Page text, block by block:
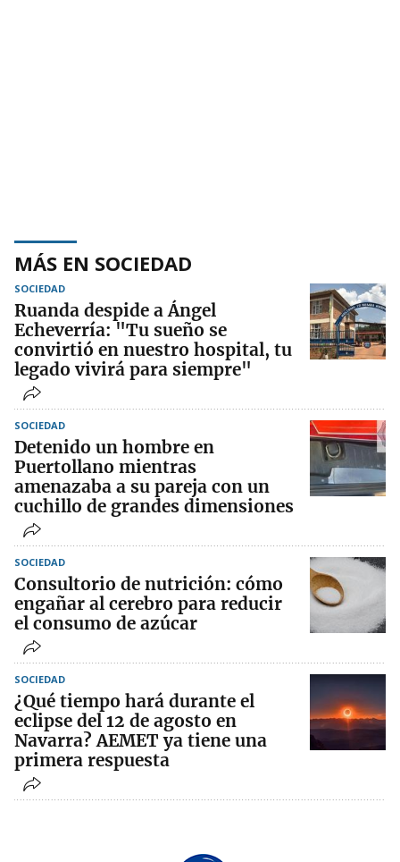
MÁS EN SOCIEDAD
SOCIEDAD
Ruanda despide a Ángel
Echeverría: "Tu sueño se
convirtió en nuestro hospital, tu
legado vivirá para siempre"
SOCIEDAD
Detenido un hombre en
Puertollano mientras
amenazaba a su pareja con un
cuchillo de grandes dimensiones
SOCIEDAD
Consultorio de nutrición: cómo
engañar al cerebro para reducir
el consumo de azúcar
SOCIEDAD
¿Qué tiempo hará durante el
eclipse del 12 de agosto en
Navarra? AEMET ya tiene una
primera respuesta